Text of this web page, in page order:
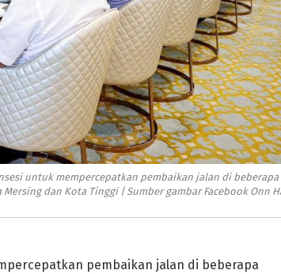
untuk mempercepatkan pembaikan jalan di beberapa
dan Kota Tinggi | Sumber gambar Facebook Onn
pembaikan jalan di beberapa